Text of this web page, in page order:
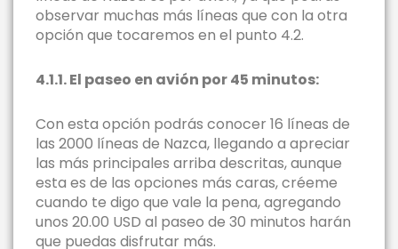
observar muchas más líneas que con la otra
opción que tocaremos en el punto 4.2.
4.1.1. El paseo en avión por 45 minutos:
Con esta opción podrás conocer 16 líneas de
las 2000 líneas de Nazca, llegando a apreciar
las más principales arriba descritas, aunque
esta es de las opciones más caras, créeme
cuando te digo que vale la pena, agregando
unos 20.00 USD al paseo de 30 minutos harán
que puedas disfrutar más.